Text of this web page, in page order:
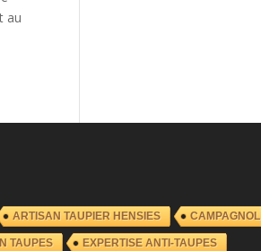
au
ARTISAN TAUPIER HENSIES CAMPAGNOL
TAUPES EXPERTISE ANTI-TAUPES